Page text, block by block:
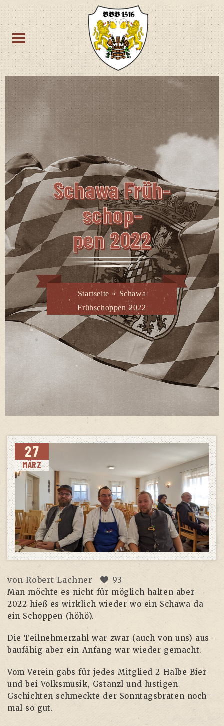
Scha­wa Früh­
Schop­
Pen 2022
Startseite » Schawa
Frühschoppen 2022
27
MÄRZ
vonRobert Lachner 93
Man möch­te es nicht für mög­lich hal­ten aber
2022 hieß es wirk­lich wie­der wo ein Scha­wa da
ein Schop­pen (höhö).
Die Teil­neh­mer­zahl war zwar (auch von uns) aus­
bau­fä­hig aber ein Anfang war wie­der gemacht.
Vom Ver­ein gabs für jedes Mit­glied 2 Hal­be Bier
und bei Volks­mu­sik, Gstanzl und lus­ti­gen
Gschich­ten schmeck­te der Sonn­tags­bra­ten noch­
mal so gut.